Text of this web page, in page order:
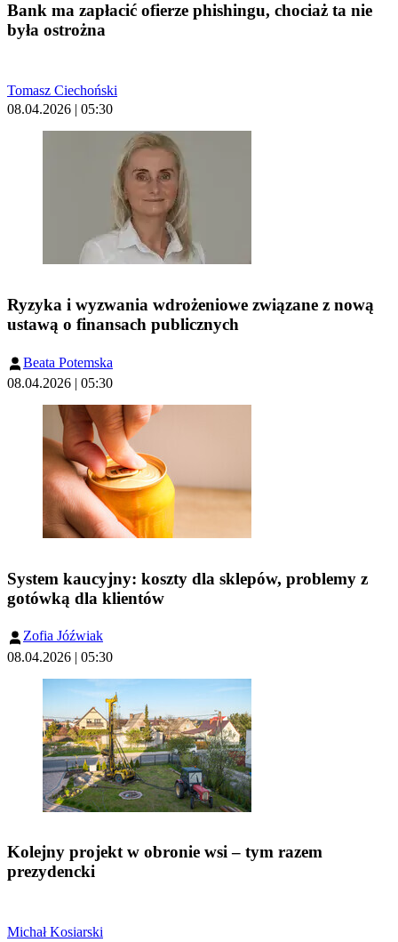
Bank ma zapłacić ofierze phishingu, chociaż ta nie
była ostrożna
Tomasz Ciechoński
08.04.2026 | 05:30
Ryzyka i wyzwania wdrożeniowe związane z nową
ustawą o finansach publicznych
Beata Potemska
08.04.2026 | 05:30
System kaucyjny: koszty dla sklepów, problemy z
gotówką dla klientów
Zofia Jóźwiak
08.04.2026 | 05:30
Kolejny projekt w obronie wsi – tym razem
prezydencki
Michał Kosiarski